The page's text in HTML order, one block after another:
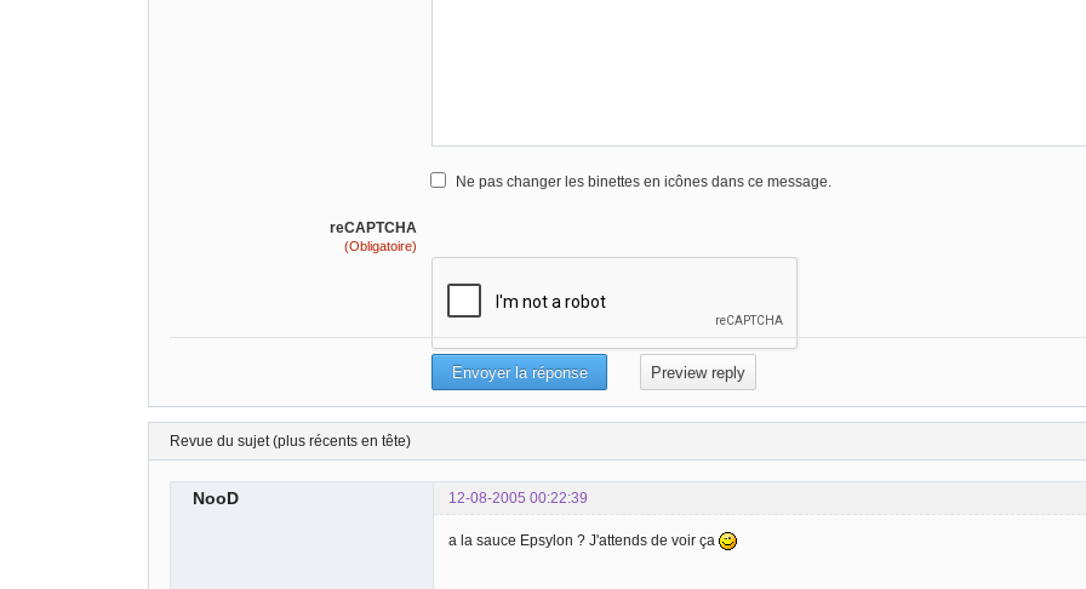
Ne pas changer les binettes en icônes dans ce message.
reCAPTCHA
(Obligatoire)
Revue du sujet (plus récents en tête)
NooD 12-08-2005 00:22:39
a la sauce Epsylon ? J'attends de voir ça